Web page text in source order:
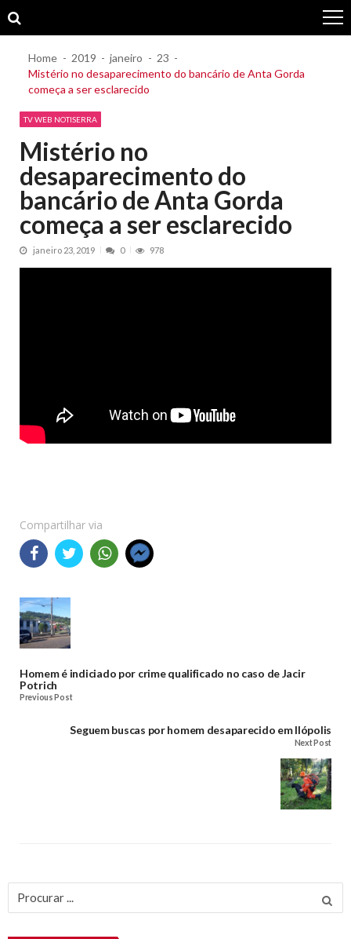
to
to
Home 2019 janeiro
23
Mistério no desaparecimento do bancário de Anta Gorda
começa a ser esclarecido
TV WEB NOTISERRA
Mistério no
desaparecimento do
bancário de Anta Gorda
começa a ser esclarecido
janeiro 23, 2019 0 978
Compartilhar via
Homem é indiciado por crime qualificado no caso de Jacir
Potrich
Previous Post
Seguem buscas por homem desaparecido em Ilópolis
Next Post